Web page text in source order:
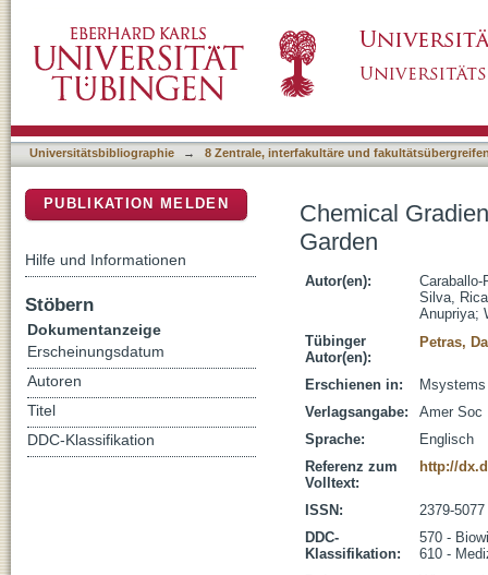
Universitätsbibliographie → 8 Zentrale, interfakultäre und
Chemical
Garden
Autor(en):
Caraballo-
Silva,
Anupriya;
Tübinger
Autor(en):
Petras,
Erschienen in:
Verlagsangabe:
Amer Soc
Sprache:
Englisch
Referenz zum
Volltext:
http://
ISSN:
2379-5077
DDC-
Klassifikation:
570 -
610 -
PUBLIKATION MELDEN
Hilfe und Informationen
Stöbern
Dokumentanzeige
Erscheinungsdatum
Autoren
Titel
DDC-Klassifikation